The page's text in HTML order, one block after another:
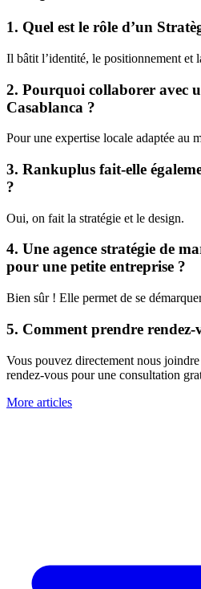
1. Quel est le rôle d’un
Il bâtit l’identité, le positionnement et
2. Pourquoi collaborer avec
Casablanca ?
Pour une expertise locale adaptée au
3. Rankuplus fait-elle
?
Oui, on fait la stratégie et le design.
4. Une agence stratégie de
pour une petite entreprise ?
Bien sûr ! Elle permet de se
5. Comment prendre
Vous pouvez directement nous
rendez-vous pour une consultation
More articles